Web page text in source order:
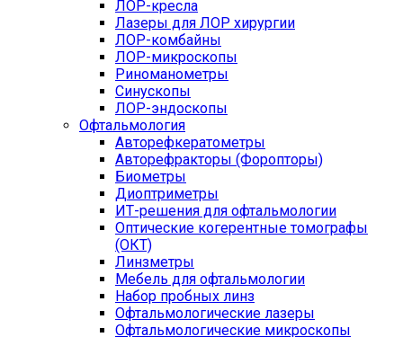
ЛОР-кресла
Лазеры для ЛОР хирургии
ЛОР-комбайны
ЛОР-микроскопы
Риноманометры
Синускопы
ЛОР-эндоскопы
Офтальмология
Авторефкератометры
Авторефракторы (Форопторы)
Биометры
Диоптриметры
ИТ-решения для офтальмологии
Оптические когерентные томографы
(ОКТ)
Линзметры
Мебель для офтальмологии
Набор пробных линз
Офтальмологические лазеры
Офтальмологические микроскопы